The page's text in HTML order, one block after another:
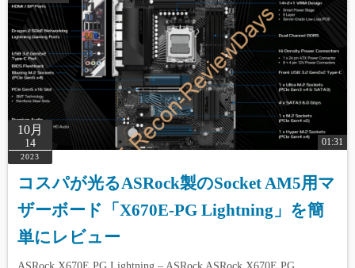
10月
14
2023
01:31
コスパが光るASRock製のSocket AM5用マ
ザーボード「X670E-PG Lightning」を簡
単にレビュー